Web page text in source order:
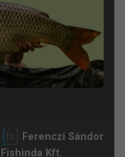
Ferenczi Sándor
Fishinda Kft.